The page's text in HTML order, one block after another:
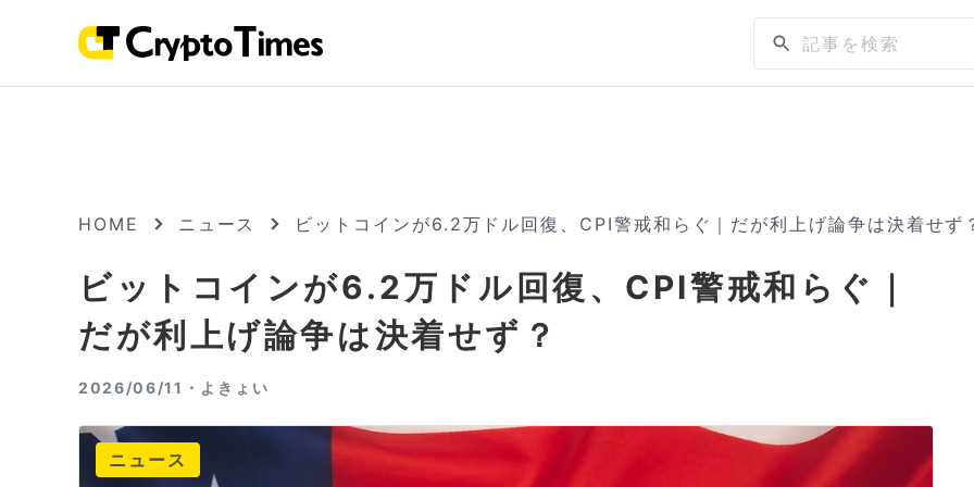
HOME ニュース ビットコインが6.2万ドル回復、CPI警戒和らぐ｜だが利上げ論争は決着せず
ビットコインが6.2万ドル回復、CPI警戒和らぐ｜
だが利上げ論争は決着せず？
2026/06/11・ よきょい
ニュース